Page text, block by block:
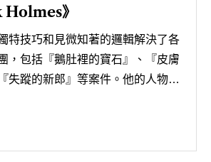
》
特技巧和見微知著的邏輯解決了各
，包括『鵝肚裡的寶石』、『皮膚
失蹤的新郎』等案件。他的人物形
。